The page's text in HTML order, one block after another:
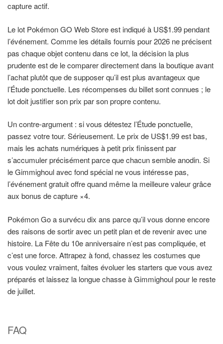
capture actif.
Le lot Pokémon GO Web Store est indiqué à US$1.99 pendant
l’événement. Comme les détails fournis pour 2026 ne précisent
pas chaque objet contenu dans ce lot, la décision la plus
prudente est de le comparer directement dans la boutique avant
l’achat plutôt que de supposer qu’il est plus avantageux que
l’Étude ponctuelle. Les récompenses du billet sont connues ; le
lot doit justifier son prix par son propre contenu.
Un contre-argument : si vous détestez l’Étude ponctuelle,
passez votre tour. Sérieusement. Le prix de US$1.99 est bas,
mais les achats numériques à petit prix finissent par
s’accumuler précisément parce que chacun semble anodin. Si
le Gimmighoul avec fond spécial ne vous intéresse pas,
l’événement gratuit offre quand même la meilleure valeur grâce
aux bonus de capture ×4.
Pokémon Go a survécu dix ans parce qu’il vous donne encore
des raisons de sortir avec un petit plan et de revenir avec une
histoire. La Fête du 10e anniversaire n’est pas compliquée, et
c’est une force. Attrapez à fond, chassez les costumes que
vous voulez vraiment, faites évoluer les starters que vous avez
préparés et laissez la longue chasse à Gimmighoul pour le reste
de juillet.
FAQ